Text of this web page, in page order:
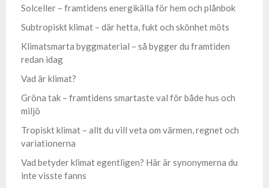
Solceller – framtidens energikälla för hem och plånbok
Subtropiskt klimat – där hetta, fukt och skönhet möts
Klimatsmarta byggmaterial – så bygger du framtiden
redan idag
Vad är klimat?
Gröna tak – framtidens smartaste val för både hus och
miljö
Tropiskt klimat – allt du vill veta om värmen, regnet och
variationerna
Vad betyder klimat egentligen? Här är synonymerna du
inte visste fanns